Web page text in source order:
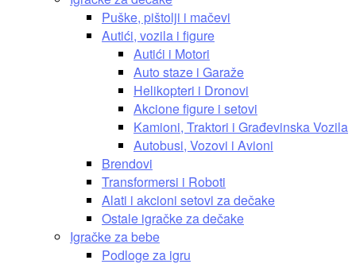
Puške, pištolji i mačevi
Autići, vozila i figure
Autići i Motori
Auto staze i Garaže
Helikopteri i Dronovi
Akcione figure i setovi
Kamioni, Traktori i Građevinska Vozila
Autobusi, Vozovi i Avioni
Brendovi
Transformersi i Roboti
Alati i akcioni setovi za dečake
Ostale igračke za dečake
Igračke za bebe
Podloge za igru